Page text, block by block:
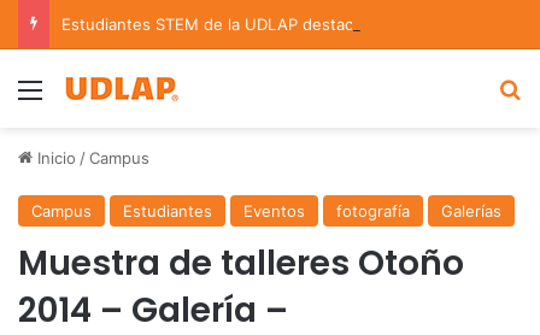
Menu
Inicio /Campus
Campus Estudiantes Eventos fotografía Galerías
Muestra de talleres Otoño
2014 – Galería –